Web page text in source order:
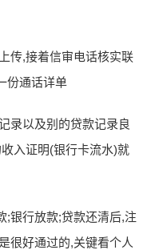
传,接着信审电话核实联
份通话详单
录以及别的贷款记录良
入证明(银行卡流水)就
;银行放款;贷款还清后,注
很好通过的,关键看个人